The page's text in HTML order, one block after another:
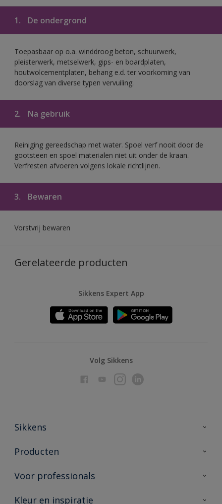
1. De ondergrond
Toepasbaar op o.a. winddroog beton, schuurwerk,
pleisterwerk, metselwerk, gips- en boardplaten,
houtwolcementplaten, behang e.d. ter voorkoming van
doorslag van diverse typen vervuiling.
2. Na gebruik
Reiniging gereedschap met water. Spoel verf nooit door de
gootsteen en spoel materialen niet uit onder de kraan.
Verfresten afvoeren volgens lokale richtlijnen.
3. Bewaren
Vorstvrij bewaren
Gerelateerde producten
Sikkens Expert App
Volg Sikkens
Sikkens
Over Sikkens
Duurzaamheid
Producten
Producten voor binnen
Vind je verkooppunt
Voor professionals
Advies & service
Kleur en inspiratie